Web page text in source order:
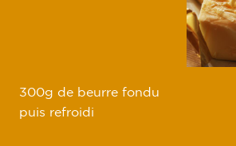
300g de beurre fondu
puis refroidi